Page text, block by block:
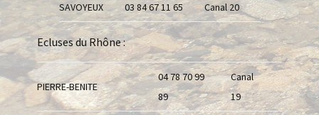
SAVOYEUX 03 84 67 11 65 Canal 20
Ecluses du Rhône :
PIERRE-BENITE
04 78 70 99
89
Canal
19